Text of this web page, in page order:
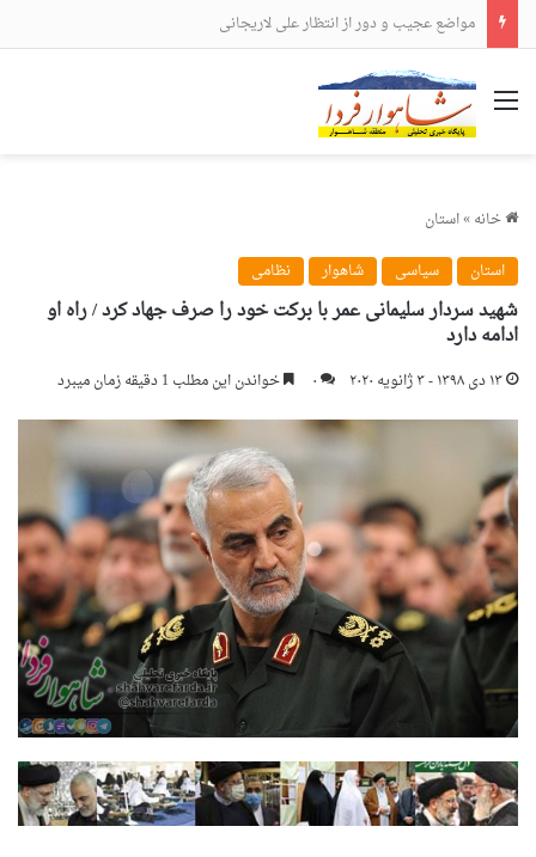
مواضع عجیب و دور از انتظار علی لاریجانی
منو
خانه»استان
استان
سیاسی شاهوار نظامی
شهید سردار سلیمانی عمر با برکت خود را صرف جهاد کرد / راه او
ادامه دارد
۱۳ دی ۱۳۹۸ - ۳ ژانویه ۲۰۲۰ ۰ خواندن این مطلب 1 دقیقه زمان میبرد